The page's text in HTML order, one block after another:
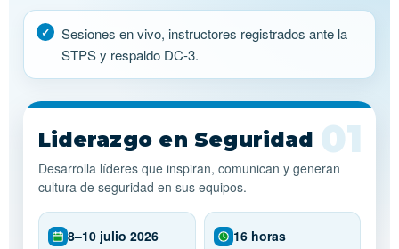
Sesiones en vivo, instructores registrados ante la
STPS y respaldo DC-3.
Liderazgo en Seguridad
Desarrolla líderes que inspiran, comunican y generan
cultura de seguridad en sus equipos.
8–10 julio 2026 16 horas